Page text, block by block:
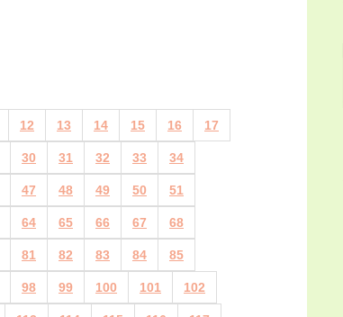
12 13 14 15 16 17
30 31 32 33 34
47 48 49 50 51
64 65 66 67 68
81 82 83 84 85
98 99 100 101 102